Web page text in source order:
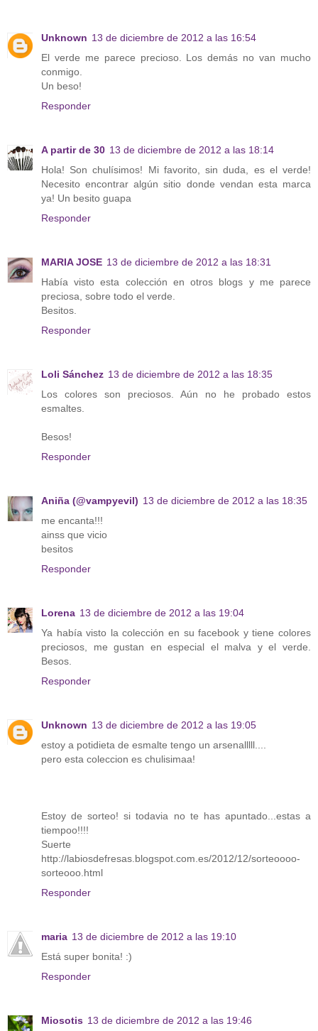
Unknown 13 de diciembre de 2012 a las 16:54
El verde me parece precioso. Los demás no van mucho
conmigo.
Un beso!
Responder
A partir de 30 13 de diciembre de 2012 a las 18:14
Hola! Son chulísimos! Mi favorito, sin duda, es el verde!
Necesito encontrar algún sitio donde vendan esta marca
ya! Un besito guapa
Responder
MARIA JOSE 13 de diciembre de 2012 a las 18:31
Había visto esta colección en otros blogs y me parece
preciosa, sobre todo el verde.
Besitos.
Responder
Loli Sánchez 13 de diciembre de 2012 a las 18:35
Los colores son preciosos. Aún no he probado estos
esmaltes.
Besos!
Responder
Aniña (@vampyevil) 13 de diciembre de 2012 a las 18:35
me encanta!!!
ainss que vicio
besitos
Responder
Lorena 13 de diciembre de 2012 a las 19:04
Ya había visto la colección en su facebook y tiene colores
preciosos, me gustan en especial el malva y el verde.
Besos.
Responder
Unknown 13 de diciembre de 2012 a las 19:05
estoy a potidieta de esmalte tengo un arsenalllll....
pero esta coleccion es chulisimaa!
Estoy de sorteo! si todavia no te has apuntado...estas a
tiempoo!!!!
Suerte
http://labiosdefresas.blogspot.com.es/2012/12/sorteoooo-
sorteooo.html
Responder
maria 13 de diciembre de 2012 a las 19:10
Está super bonita! :)
Responder
Miosotis 13 de diciembre de 2012 a las 19:46